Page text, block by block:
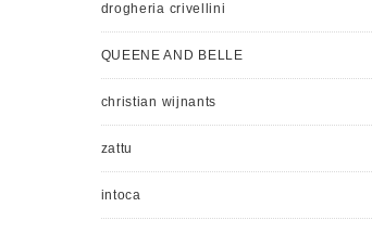
drogheria crivellini
QUEENE AND BELLE
christian wijnants
zattu
intoca